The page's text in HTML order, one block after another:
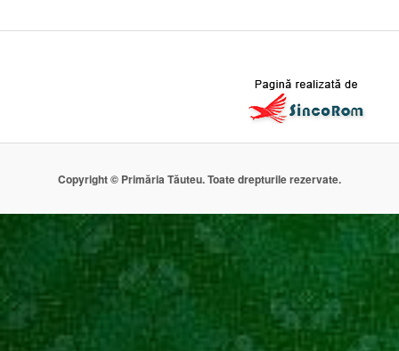
Copyright © Primăria Tăuteu. Toate drepturile rezervate.